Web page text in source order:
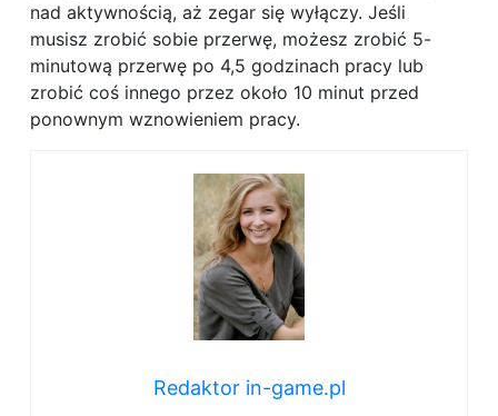
nad aktywnością, aż zegar się wyłączy. Jeśli
musisz zrobić sobie przerwę, możesz zrobić 5-
minutową przerwę po 4,5 godzinach pracy lub
zrobić coś innego przez około 10 minut przed
ponownym wznowieniem pracy.
Redaktor in-game.pl